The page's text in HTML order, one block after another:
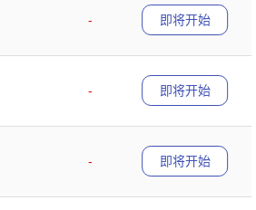
-
即将开始
-
即将开始
-
即将开始